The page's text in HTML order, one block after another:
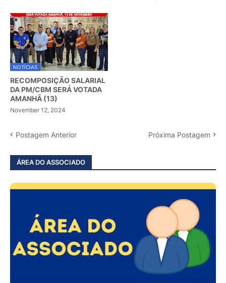
NOTÍCIAS
RECOMPOSIÇÃO SALARIAL
DA PM/CBM SERÁ VOTADA
AMANHÃ (13)
November 12, 2024
Postagem Anterior Próxima Postagem
ÁREA DO ASSOCIADO